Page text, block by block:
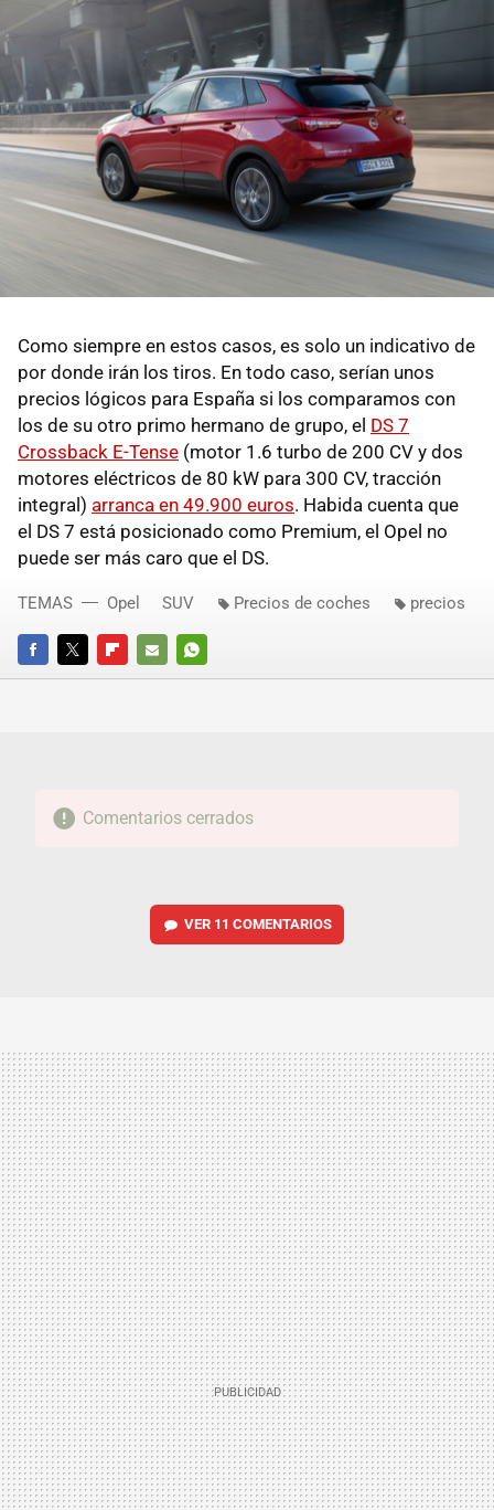
Como siempre en estos casos, es solo un indicativo de
por donde irán los tiros. En todo caso, serían unos
precios lógicos para España si los comparamos con
los de su otro primo hermano de grupo, el DS 7
Crossback E-Tense (motor 1.6 turbo de 200 CV y dos
motores eléctricos de 80 kW para 300 CV, tracción
integral) arranca en 49.900 euros. Habida cuenta que
el DS 7 está posicionado como Premium, el Opel no
puede ser más caro que el DS.
FACEBOOKTWITTERFLIPBOARD
E-
WHATSAPP
TEMAS Opel SUV Precios de coches precios
Comentarios cerrados
VER 11 COMENTARIOS